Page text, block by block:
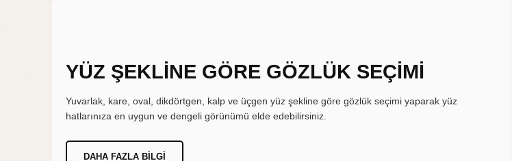
YÜZ ŞEKLİNE GÖRE GÖZLÜK SEÇİMİ
Yuvarlak, kare, oval, dikdörtgen, kalp ve üçgen yüz şekline göre gözlük seçimi yaparak yüz
hatlarınıza en uygun ve dengeli görünümü elde edebilirsiniz.
DAHA FAZLA BILGI